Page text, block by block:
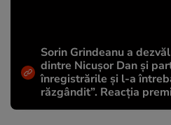
Sorin Grindeanu a
dintre Nicușor Dan și
înregistrările și l-a
răzgândit”. Reacția